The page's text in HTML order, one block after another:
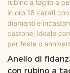
Anello di
con rubino a